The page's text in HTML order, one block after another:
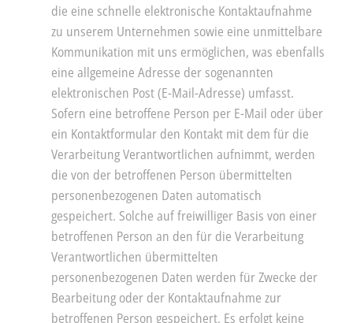
die eine schnelle elektronische Kontaktaufnahme
zu unserem Unternehmen sowie eine unmittelbare
Kommunikation mit uns ermöglichen, was ebenfalls
eine allgemeine Adresse der sogenannten
elektronischen Post (E-Mail-Adresse) umfasst.
Sofern eine betroffene Person per E-Mail oder über
ein Kontaktformular den Kontakt mit dem für die
Verarbeitung Verantwortlichen aufnimmt, werden
die von der betroffenen Person übermittelten
personenbezogenen Daten automatisch
gespeichert. Solche auf freiwilliger Basis von einer
betroffenen Person an den für die Verarbeitung
Verantwortlichen übermittelten
personenbezogenen Daten werden für Zwecke der
Bearbeitung oder der Kontaktaufnahme zur
betroffenen Person gespeichert. Es erfolgt keine